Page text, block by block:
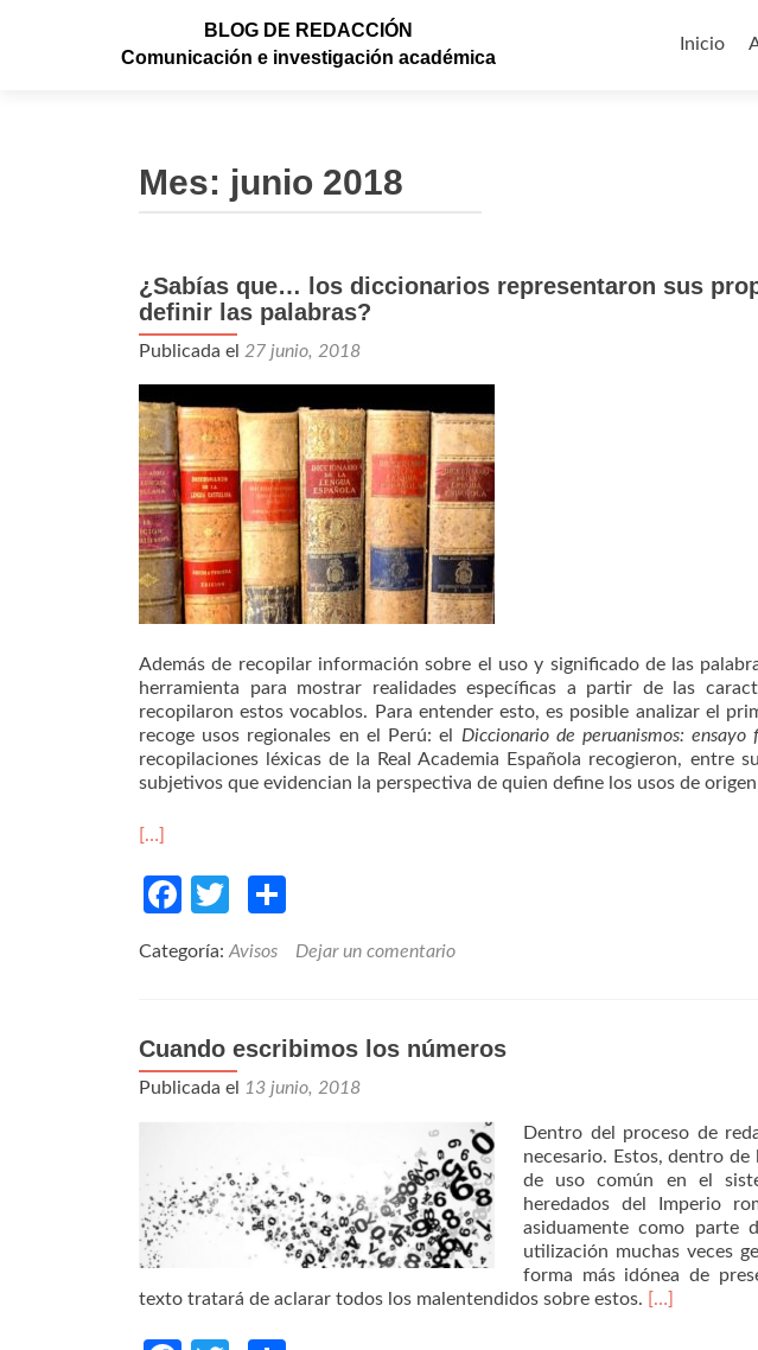
BLOG DE REDACCIÓN
Comunicación e investigación académica
Inicio
Mes: junio 2018
¿Sabías que… los diccionarios representaron sus
definir las palabras?
Publicada el 27 junio, 2018
Además de recopilar información sobre el uso y significado de las
herramienta para mostrar realidades específicas a partir de las
recopilaron estos vocablos. Para entender esto, es posible analizar el
recoge usos regionales en el Perú: el Diccionario de peruanismos: ensayo
recopilaciones léxicas de la Real Academia Española recogieron, entre
subjetivos que evidencian la perspectiva de quien define los usos de
[…]
Facebook
Twitter
Categoría: Avisos Dejar un comentario
Cuando escribimos los números
Publicada el 13 junio, 2018
Dentro del proceso de
necesario. Estos, dentro
de uso común en el
heredados del Imperio
asiduamente como parte
utilización muchas veces
forma más idónea de
texto tratará de aclarar todos los malentendidos sobre estos.
[…]